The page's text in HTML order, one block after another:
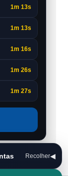
1m 13s
1m 13s
1m 16s
1m 26s
1m 27s
Recolher◀